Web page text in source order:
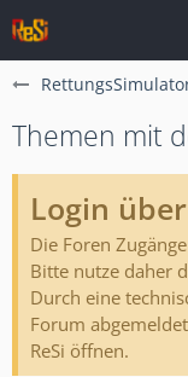
Themen mit
Login
Die Foren
Bitte nutze daher
Durch eine
Forum
ReSi öffnen.